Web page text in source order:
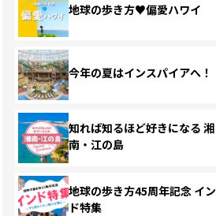
地球の歩き方♥偏愛ハワイ
今年の夏はインスパイアへ！
知れば知るほど好きになる 湘
南・江の島
地球の歩き方45周年記念 イン
ド特集